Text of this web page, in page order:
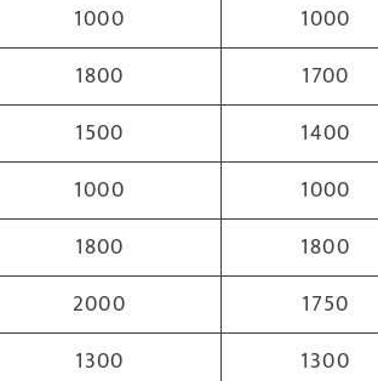
1000
1000
1800
1700
1500
1400
1000
1000
1800
1800
2000
1750
1300
1300